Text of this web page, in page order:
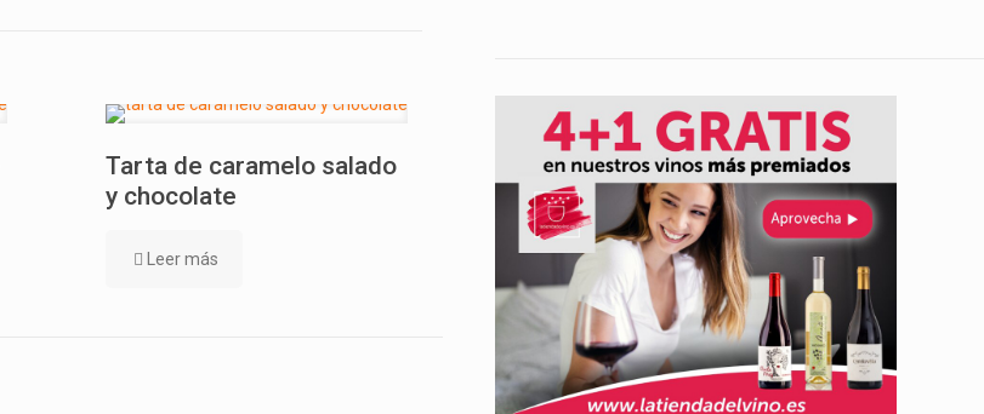
Tarta de caramelo salado
y chocolate
Leer más